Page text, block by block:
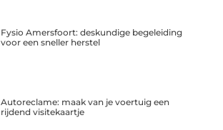
Fysio Amersfoort: deskundige begeleiding
voor een sneller herstel
Autoreclame: maak van je voertuig een
rijdend visitekaartje